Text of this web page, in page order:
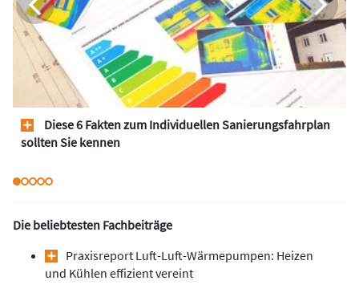
Diese 6 Fakten zum Individuellen Sanierungsfahrplan
sollten Sie kennen
Die beliebtesten Fachbeiträge
Praxisreport Luft-Luft-Wärmepumpen: Heizen
und Kühlen effizient vereint